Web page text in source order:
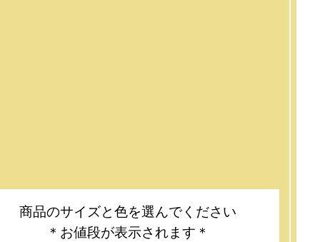
商品のサイズと色を選んでください
＊お値段が表示されます＊